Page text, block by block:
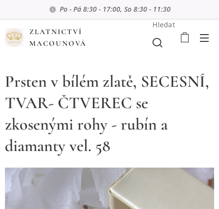
Po - Pá 8:30 - 17:00, So 8:30 - 11:30
ZLATNICTVÍ
MACOUNOVÁ
Hledat
Prsten v bílém zlatě, SECESNÍ,
TVAR- ČTVEREC se
zkosenými rohy - rubín a
diamanty vel. 58